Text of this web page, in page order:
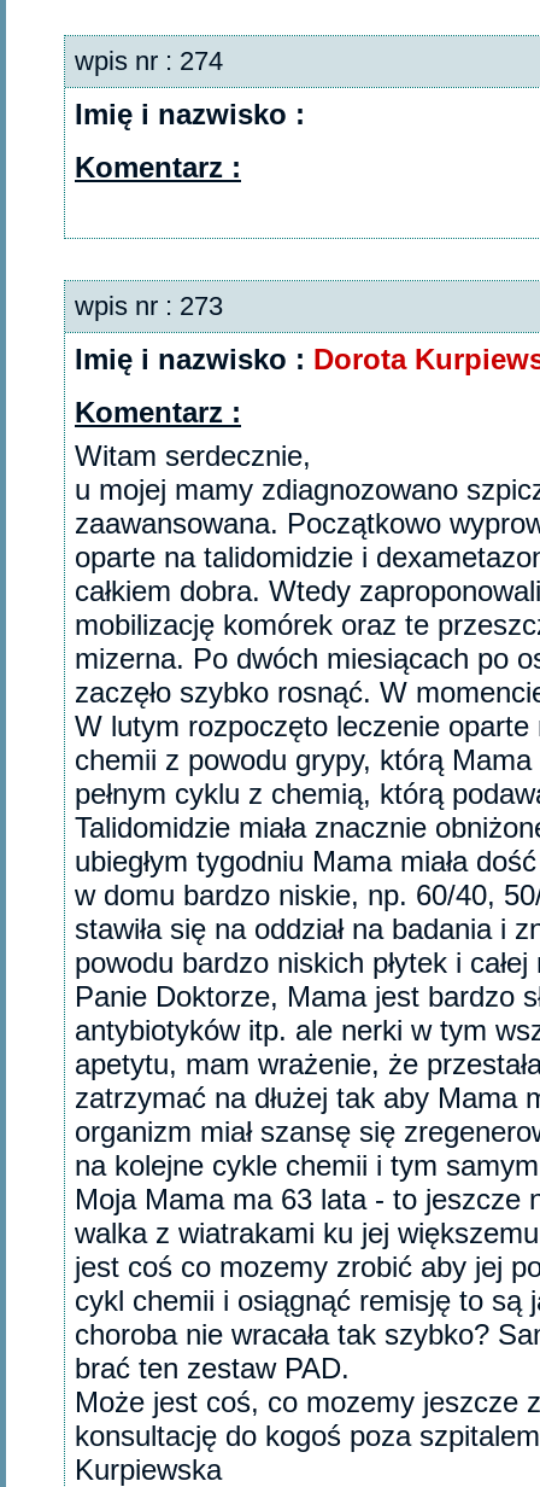
wpis nr : 274
Imię i nazwisko :
Komentarz :
wpis nr : 273
Imię i nazwisko : Dorota
Komentarz :
Witam serdecznie,
u mojej mamy zdiagnozowano
zaawansowana. Początkowo
oparte na talidomidzie i
całkiem dobra. Wtedy
mobilizację komórek oraz te
mizerna. Po dwóch miesiącach po
zaczęło szybko rosnąć. W
W lutym rozpoczęto leczenie
chemii z powodu grypy, którą
pełnym cyklu z chemią, którą
Talidomidzie miała znacznie
ubiegłym tygodniu Mama miała
w domu bardzo niskie, np. 60/40,
stawiła się na oddział na badania i
powodu bardzo niskich płytek i
Panie Doktorze, Mama jest bardzo
antybiotyków itp. ale nerki w tym
apetytu, mam wrażenie, że
zatrzymać na dłużej tak aby Mama
organizm miał szansę się
na kolejne cykle chemii i tym
Moja Mama ma 63 lata - to jeszcze
walka z wiatrakami ku jej
jest coś co mozemy zrobić aby jej
cykl chemii i osiągnąć remisję to są
choroba nie wracała tak szybko?
brać ten zestaw PAD.
Może jest coś, co mozemy jeszcze
konsultację do kogoś poza
Kurpiewska‎